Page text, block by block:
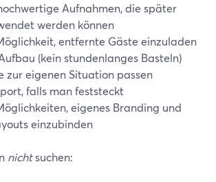
Aufnahmen, die später
werden können
entfernte Gäste einzuladen
(kein stundenlanges Basteln)
zur eigenen Situation passen
falls man feststeckt
eigenes Branding und
einzubinden
nichtsuchen: